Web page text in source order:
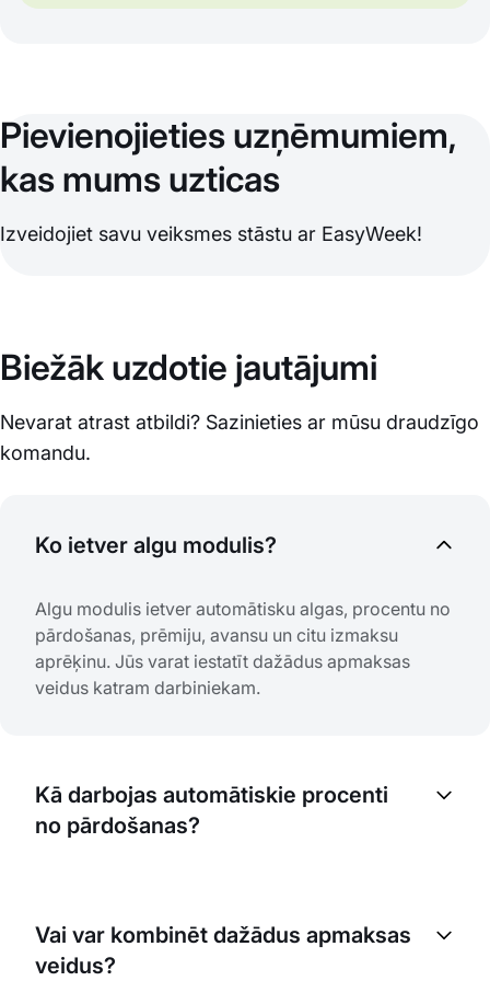
Pievienojieties uzņēmumiem,
kas mums uzticas
Izveidojiet savu veiksmes stāstu ar EasyWeek!
Biežāk uzdotie jautājumi
Nevarat atrast atbildi? Sazinieties ar mūsu draudzīgo
komandu.
Ko ietver algu modulis?
Algu modulis ietver automātisku algas, procentu no
pārdošanas, prēmiju, avansu un citu izmaksu
aprēķinu. Jūs varat iestatīt dažādus apmaksas
veidus katram darbiniekam.
Kā darbojas automātiskie procenti
no pārdošanas?
noteikumiem. Jūs varat iestatīt atšķirīgus procentus
dažādiem pakalpojumiem vai darbinieku
Vai var kombinēt dažādus apmaksas
veidus?